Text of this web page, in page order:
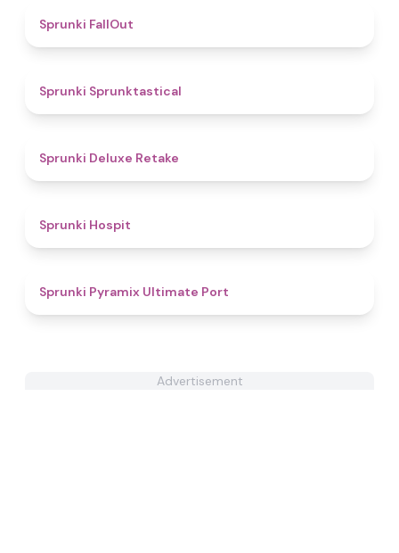
Sprunki FallOut
Sprunki Sprunktastical
Sprunki Deluxe Retake
Sprunki Hospit
Sprunki Pyramix Ultimate Port
Advertisement